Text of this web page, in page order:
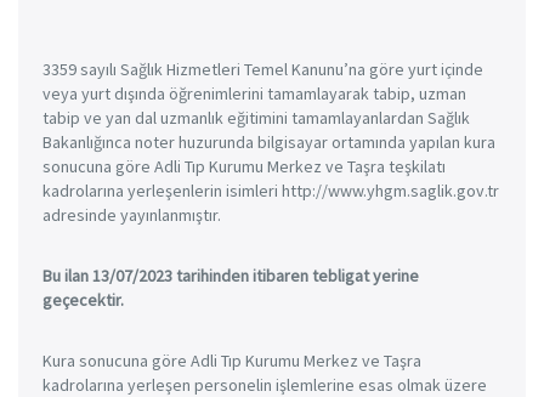
3359 sayılı Sağlık Hizmetleri Temel Kanunu’na göre yurt içinde
veya yurt dışında öğrenimlerini tamamlayarak tabip, uzman
tabip ve yan dal uzmanlık eğitimini tamamlayanlardan Sağlık
Bakanlığınca noter huzurunda bilgisayar ortamında yapılan kura
sonucuna göre Adli Tıp Kurumu Merkez ve Taşra teşkilatı
kadrolarına yerleşenlerin isimleri http://www.yhgm.saglik.gov.tr
adresinde yayınlanmıştır.
Bu ilan 13/07/2023 tarihinden itibaren tebligat yerine
geçecektir.
Kura sonucuna göre Adli Tıp Kurumu Merkez ve Taşra
kadrolarına yerleşen personelin işlemlerine esas olmak üzere